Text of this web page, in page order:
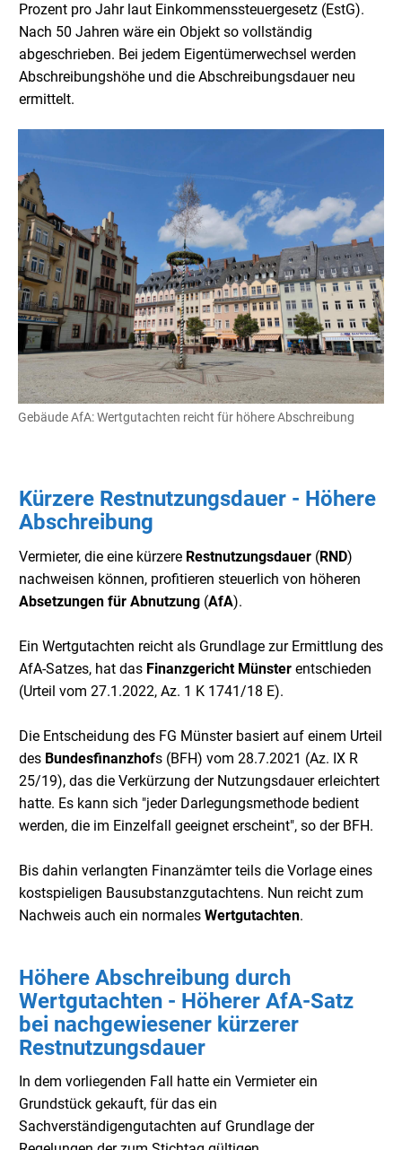
Prozent pro Jahr laut Einkommenssteuergesetz (EstG).
Nach 50 Jahren wäre ein Objekt so vollständig
abgeschrieben. Bei jedem Eigentümerwechsel werden
Abschreibungshöhe und die Abschreibungsdauer neu
ermittelt.
Gebäude AfA: Wertgutachten reicht für höhere Abschreibung
Kürzere Restnutzungsdauer - Höhere
Abschreibung
Vermieter, die eine kürzere Restnutzungsdauer (RND)
nachweisen können, profitieren steuerlich von höheren
Absetzungen für Abnutzung (AfA).
Ein Wertgutachten reicht als Grundlage zur Ermittlung des
AfA-Satzes, hat das Finanzgericht Münster entschieden
(Urteil vom 27.1.2022, Az. 1 K 1741/18 E).
Die Entscheidung des FG Münster basiert auf einem Urteil
des Bundesfinanzhofs (BFH) vom 28.7.2021 (Az. IX R
25/19), das die Verkürzung der Nutzungsdauer erleichtert
hatte. Es kann sich "jeder Darlegungsmethode bedient
werden, die im Einzelfall geeignet erscheint", so der BFH.
Bis dahin verlangten Finanzämter teils die Vorlage eines
kostspieligen Bausubstanzgutachtens. Nun reicht zum
Nachweis auch ein normales Wertgutachten.
Höhere Abschreibung durch
Wertgutachten - Höherer AfA-Satz
bei nachgewiesener kürzerer
Restnutzungsdauer
In dem vorliegenden Fall hatte ein Vermieter ein
Grundstück gekauft, für das ein
Sachverständigengutachten auf Grundlage der